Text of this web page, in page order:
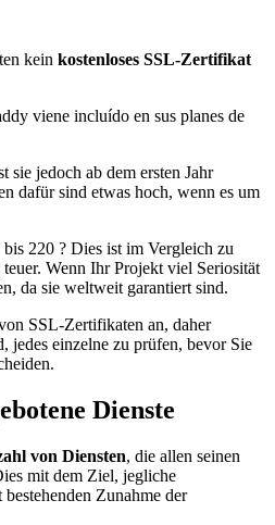
kein kostenloses SSL-Zertifikat
jedoch ab dem ersten Jahr
dafür sind etwas hoch, wenn es um
220 ? Dies ist im Vergleich zu
Wenn Ihr Projekt viel Seriosität
da sie weltweit garantiert sind.
SSL-Zertifikaten an, daher
jedes einzelne zu prüfen, bevor Sie
Dienste
von Diensten, die allen seinen
mit dem Ziel, jegliche
Zunahme der